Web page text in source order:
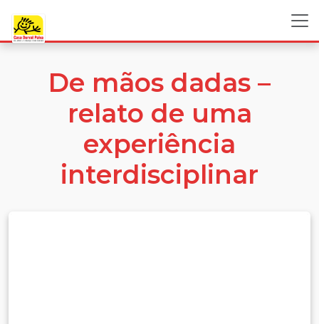
De mãos dadas –
relato de uma
experiência
interdisciplinar